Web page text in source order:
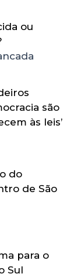
ou
são
às leis’
do
de São
para o
Sul